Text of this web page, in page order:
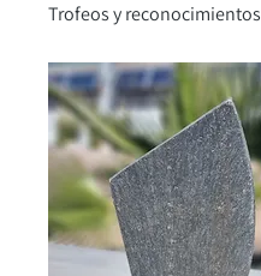
Trofeos y reconocimientos